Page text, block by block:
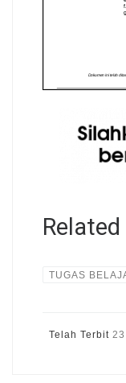
TUGAS
Telah Terbit